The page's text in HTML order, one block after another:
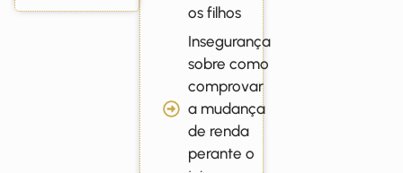
os filhos
Insegurança
sobre como
comprovar
a mudança
de renda
perante o